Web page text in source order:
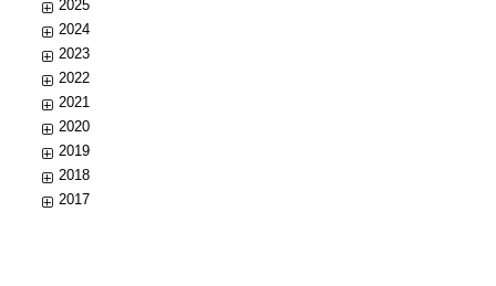
2025
2024
2023
2022
2021
2020
2019
2018
2017